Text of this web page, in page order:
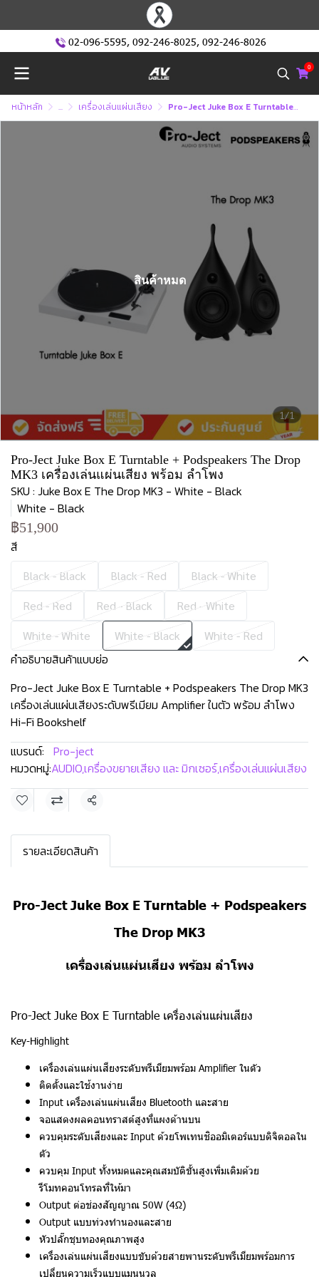
02-096-5595, 092-246-8025, 092-246-8026
0
หน้าหลัก ... เครื่องเล่นแผ่นเสียง Pro-Ject Juke Box E Turntable + Podspeakers The Drop MK3 เครื่องเล่นแผ่นเสียง พร้อม ลำโพง
1/1
สินค้าหมด
Pro-Ject Juke Box E Turntable + Podspeakers The Drop
MK3 เครื่องเล่นแผ่นเสียง พร้อม ลำโพง
SKU : Juke Box E The Drop MK3 - White - Black
White - Black
฿51,900
สี
Black - Black Black - Red
Black - White
Red - Red
Red - Black
Red - White
White - White
White - Black White - Red
คำอธิบายสินค้าแบบย่อ
Pro-Ject Juke Box E Turntable + Podspeakers The Drop MK3
เครื่องเล่นแผ่นเสียงระดับพรีเมียม Amplifier ในตัว พร้อม ลำโพง
Hi-Fi Bookshelf
แบรนด์: Pro-ject
หมวดหมู่:AUDIO,เครื่องขยายเสียง และ มิกเซอร์,เครื่องเล่นแผ่นเสียง
แชร์
รายละเอียดสินค้า
Pro-Ject Juke Box E Turntable + Podspeakers
The Drop MK3
เครื่องเล่นแผ่นเสียง พร้อม ลำโพง
Pro-Ject Juke Box E Turntable เครื่องเล่นแผ่นเสียง
Key-Highlight
เครื่องเล่นแผ่นเสียงระดับพรีเมียมพร้อม Amplifier ในตัว
ติดตั้งและใช้งานง่าย
Input เครื่องเล่นแผ่นเสียง Bluetooth และสาย
จอแสดงผลคอนทราสต์สูงที่แผงด้านบน
ควบคุมระดับเสียงและ Input ด้วยโพเทนชิออมิเตอร์แบบดิจิตอลใน
ตัว
ควบคุม Input ทั้งหมดและคุณสมบัติขั้นสูงเพิ่มเติมด้วย
รีโมทคอนโทรลที่ให้มา
Output ต่อช่องสัญญาณ 50W (4Ω)
Output แบบท่วงทำนองและสาย
หัวปลั๊กชุบทองคุณภาพสูง
เครื่องเล่นแผ่นเสียงแบบขับด้วยสายพานระดับพรีเมียมพร้อมการ
เปลี่ยนความเร็วแบบแมนนวล